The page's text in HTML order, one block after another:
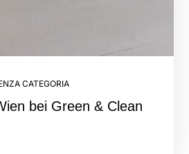
CATEGORIA
bei Green & Clean